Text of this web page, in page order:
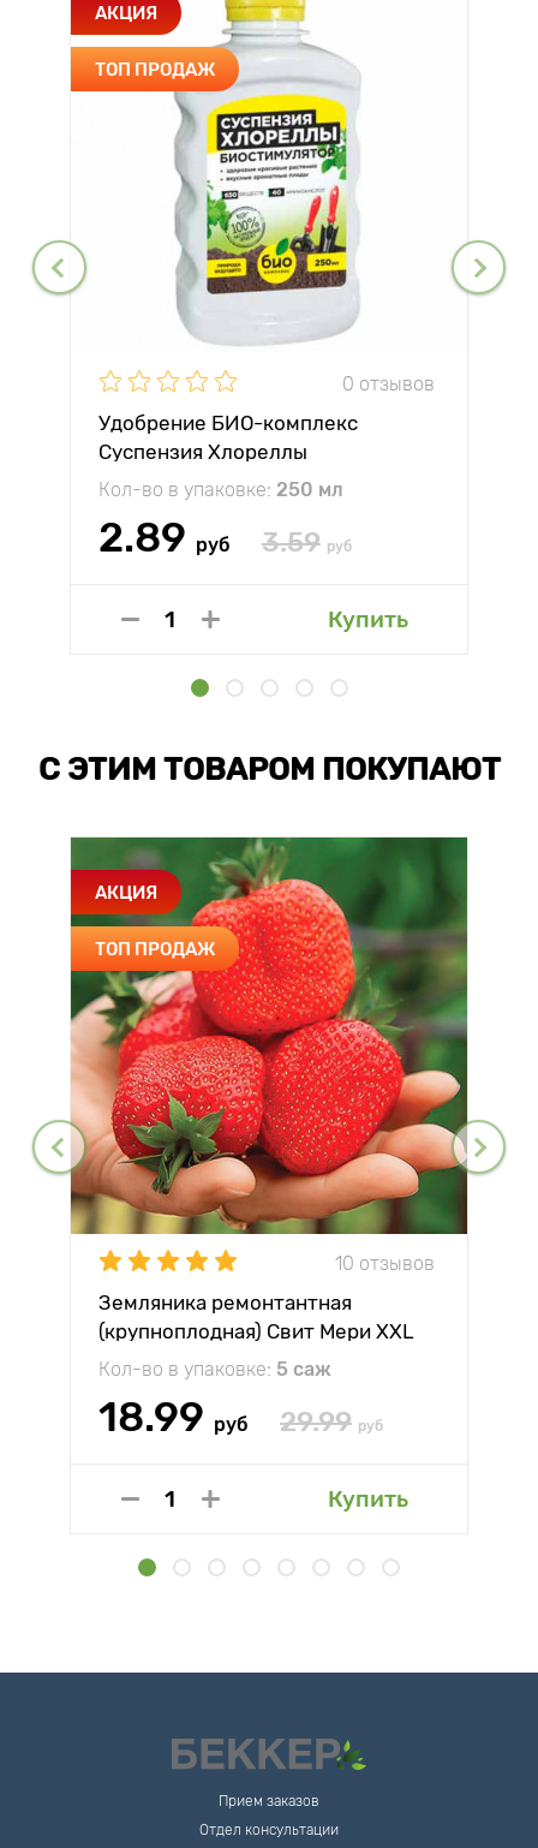
АКЦИЯ
ТОП ПРОДАЖ
0 отзывов
Удобрение БИО-комплекс
Суспензия Хлореллы
Кол-во в упаковке: 250 мл
2.89 руб 3.59 руб
Купить
С ЭТИМ ТОВАРОМ ПОКУПАЮТ
АКЦИЯ
ТОП ПРОДАЖ
10 отзывов
Земляника ремонтантная
(крупноплодная) Свит Мери XXL
Кол-во в упаковке: 5 саж
18.99 руб 29.99 руб
Купить
Прием заказов
Отдел консультации